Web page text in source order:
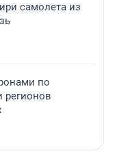
самолета из
по
регионов